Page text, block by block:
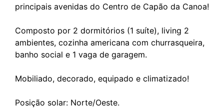
principais avenidas do Centro de Capão da Canoa!
Composto por 2 dormitórios (1 suíte), living 2
ambientes, cozinha americana com churrasqueira,
banho social e 1 vaga de garagem.
Mobiliado, decorado, equipado e climatizado!
Posição solar: Norte/Oeste.